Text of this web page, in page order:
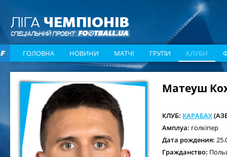
ГОЛОВНА НОВИНИ МАТЧІ ГРУПИ КЛУБИ
Матеуш
КЛУБ: КАРАБАХ
Амплуа: голкіпер
Дата рождения:
Гражданство: